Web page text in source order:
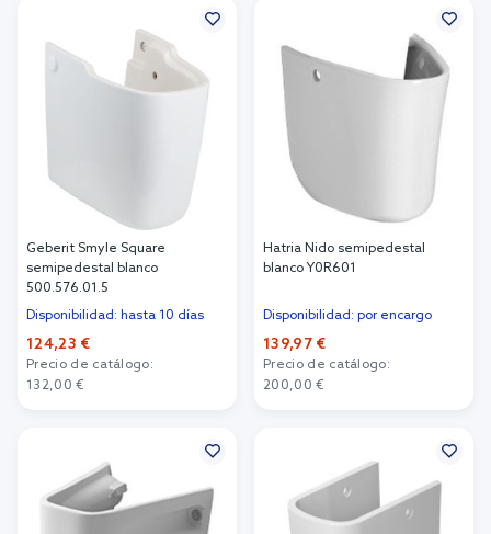
Geberit Smyle Square
semipedestal blanco
500.576.01.5
Disponibilidad: hasta 10 días
124,23 €
Precio de catálogo:
132,00 €
Hatria Nido semipedestal
blanco Y0R601
Disponibilidad: por encargo
139,97 €
Precio de catálogo:
200,00 €